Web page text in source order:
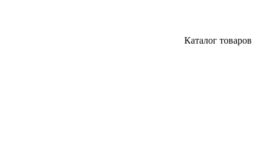
Каталог товаров